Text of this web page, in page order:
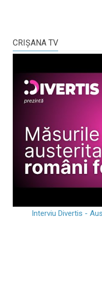
CRIŞANA TV
Interviu Divertis -